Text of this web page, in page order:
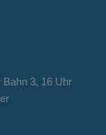
Bahn 3, 16 Uhr